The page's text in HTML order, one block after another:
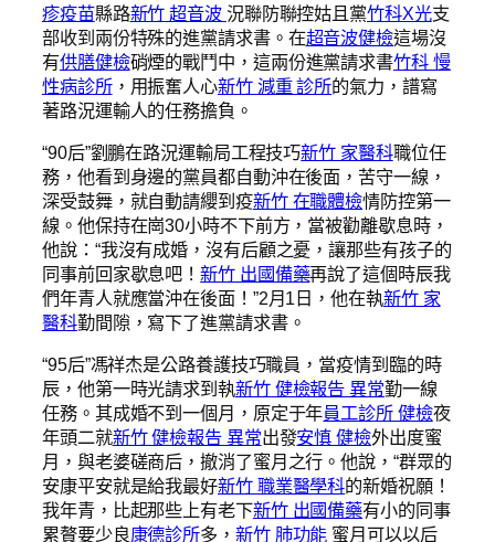
疹疫苗縣路新竹 超音波 況聯防聯控姑且黨竹科X光支
部收到兩份特殊的進黨請求書。在超音波健檢這場沒
有供膳健檢硝煙的戰鬥中，這兩份進黨請求書竹科 慢
性病診所，用振奮人心新竹 減重 診所的氣力，譜寫
著路況運輸人的任務擔負。
“90后”劉鵬在路況運輸局工程技巧新竹 家醫科職位任
務，他看到身邊的黨員都自動沖在後面，苦守一線，
深受鼓舞，就自動請纓到疫新竹 在職體檢情防控第一
線。他保持在崗30小時不下前方，當被勸離歇息時，
他說：“我沒有成婚，沒有后顧之憂，讓那些有孩子的
同事前回家歇息吧！新竹 出國備藥再說了這個時辰我
們年青人就應當沖在後面！”2月1日，他在執新竹 家
醫科勤間隙，寫下了進黨請求書。
“95后”馮祥杰是公路養護技巧職員，當疫情到臨的時
辰，他第一時光請求到執新竹 健檢報告 異常勤一線
任務。其成婚不到一個月，原定于年員工診所 健檢夜
年頭二就新竹 健檢報告 異常出發安慎 健檢外出度蜜
月，與老婆磋商后，撤消了蜜月之行。他說，“群眾的
安康平安就是給我最好新竹 職業醫學科的新婚祝願！
我年青，比起那些上有老下新竹 出國備藥有小的同事
累贅要少良康德診所多， 新竹 肺功能 蜜月可以以后